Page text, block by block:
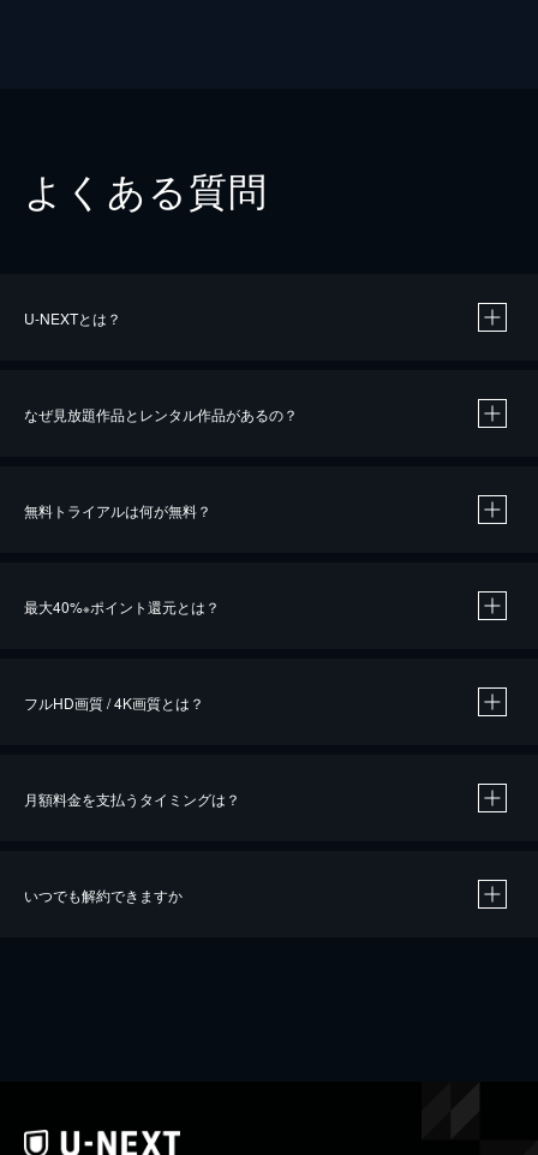
よくある質問
U-NEXTとは？
なぜ見放題作品とレンタル作品があるの？
無料トライアルは何が無料？
最大40%※ポイント還元とは？
※40％ポイント還元の対象は、クレジットカード決済による作品の購入 / レンタルです。
フルHD画質 / 4K画質とは？
月額料金を支払うタイミングは？
いつでも解約できますか